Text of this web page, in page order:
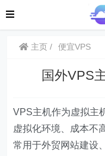
主页 便宜VPS
国外VPS
VPS主机作为虚拟主
虚拟化环境、成本不
常用于外贸网站建设